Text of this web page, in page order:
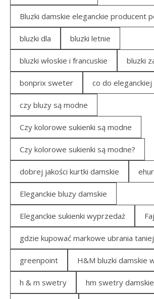
Bluzki damskie eleganckie producent
bluzki dla bluzki letnie
bluzki włoskie i francuskie bluzki
bonprix sweter co do eleganckiej
czy bluzy są modne
Czy kolorowe sukienki są modne
Czy kolorowe sukienki są modne?
dobrej jakości kurtki damskie
Eleganckie bluzy damskie
Eleganckie sukienki wyprzedaż
gdzie kupować markowe ubrania taniej
greenpoint H&M bluzki damskie
h & m swetry hm swetry damskie